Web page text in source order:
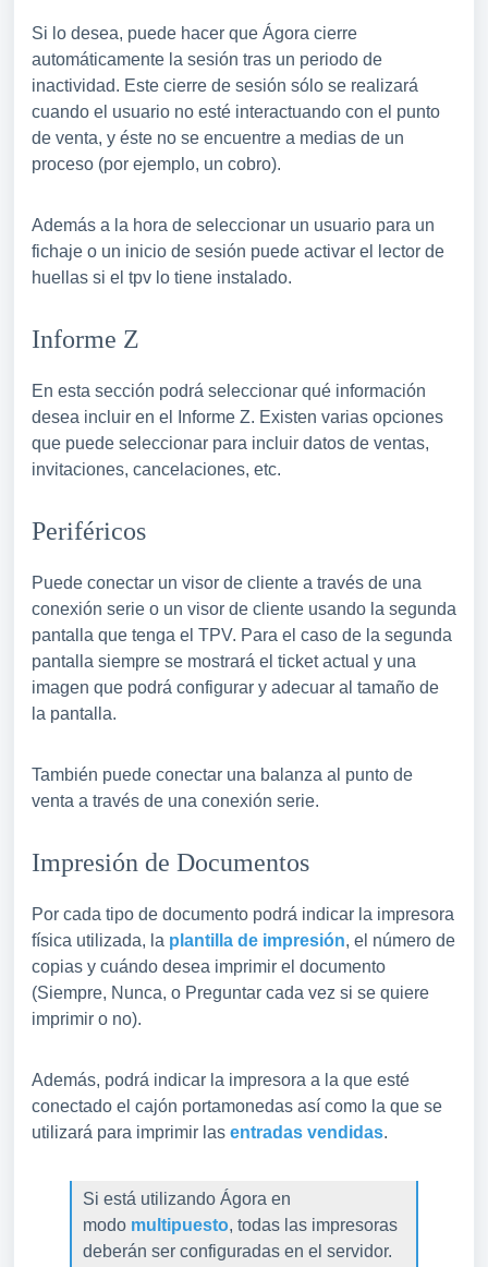
Si lo desea, puede hacer que Ágora cierre
automáticamente la sesión tras un periodo de
inactividad. Este cierre de sesión sólo se realizará
cuando el usuario no esté interactuando con el punto
de venta, y éste no se encuentre a medias de un
proceso (por ejemplo, un cobro).
Además a la hora de seleccionar un usuario para un
fichaje o un inicio de sesión puede activar el lector de
huellas si el tpv lo tiene instalado.
Informe Z
En esta sección podrá seleccionar qué información
desea incluir en el Informe Z. Existen varias opciones
que puede seleccionar para incluir datos de ventas,
invitaciones, cancelaciones, etc.
Periféricos
Puede conectar un visor de cliente a través de una
conexión serie o un visor de cliente usando la segunda
pantalla que tenga el TPV. Para el caso de la segunda
pantalla siempre se mostrará el ticket actual y una
imagen que podrá configurar y adecuar al tamaño de
la pantalla.
También puede conectar una balanza al punto de
venta a través de una conexión serie.
Impresión de Documentos
Por cada tipo de documento podrá indicar la impresora
física utilizada, la plantilla de impresión, el número de
copias y cuándo desea imprimir el documento
(Siempre, Nunca, o Preguntar cada vez si se quiere
imprimir o no).
Además, podrá indicar la impresora a la que esté
conectado el cajón portamonedas así como la que se
utilizará para imprimir las entradas vendidas.
Si está utilizando Ágora en
modo multipuesto, todas las impresoras
deberán ser configuradas en el servidor.